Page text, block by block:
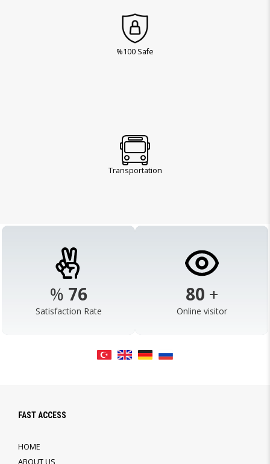
%100 Safe
Transportation
% 98
Satisfaction Rate
103 +
Online visitor
FAST ACCESS
HOME